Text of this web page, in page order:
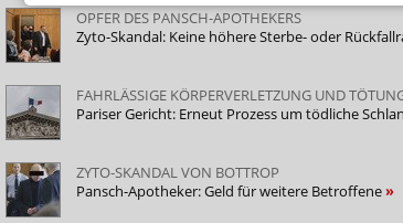
OPFER DES PANSCH-APOTHEKERS
Zyto-Skandal: Keine höhere Sterbe- oder
FAHRLÄSSIGE KÖRPERVERLETZUNG UND
Pariser Gericht: Erneut Prozess um tödliche
ZYTO-SKANDAL VON BOTTROP
Pansch-Apotheker: Geld für weitere Betroffene